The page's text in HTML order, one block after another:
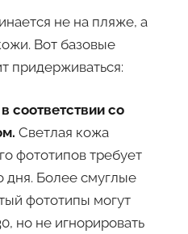
не на пляже, а
Вот базовые
придерживаться:
соответствии со
Светлая кожа
фототипов требует
дня. Более смуглые
фототипы могут
но не игнорировать